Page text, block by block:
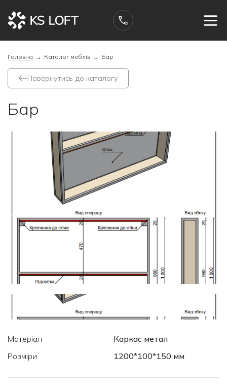
Головна → Каталог меблів → Бар
Повернутись до каталогу
Бар
Матеріал
Каркас метал
Розміри
1200*100*150 мм